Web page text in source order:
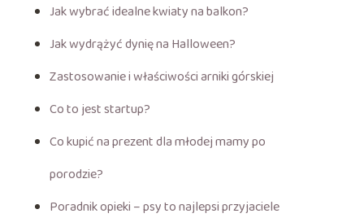
Jak wybrać idealne kwiaty na balkon?
Jak wydrążyć dynię na Halloween?
Zastosowanie i właściwości arniki górskiej
Co to jest startup?
Co kupić na prezent dla młodej mamy po
porodzie?
Poradnik opieki – psy to najlepsi przyjaciele